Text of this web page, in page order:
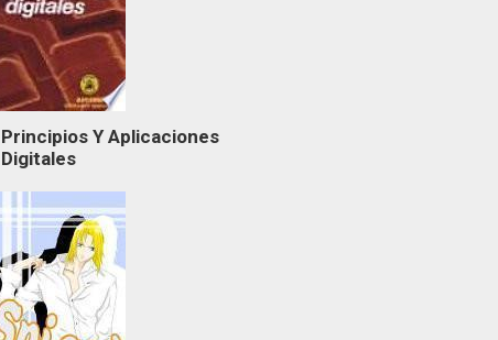
Principios Y Aplicaciones
Digitales